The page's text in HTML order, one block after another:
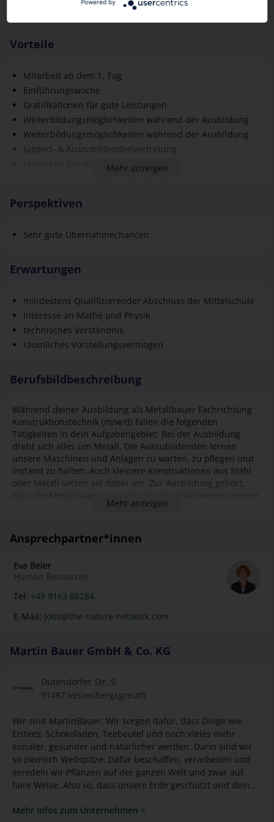
Vorteile
Gratifikationen für gute Leistungen
Weiterbildungsmöglichkeiten während der Ausbildung
Weiterbildungsmöglichkeiten während der Ausbildung
Jugend- & Auszubildendenvertretung
Mitwirken bei sozialen Projekten
Gemeinsame Aktivitäten (Azubi-Ausflug, Azubi-
Weihnachtsfeier, Sommerfest für alle Mitarbeiter uvm.)
Mehr anzeigen
Sehr gute Übernahmechancen
mindestens Qualifizierender Abschluss der Mittelschule
technisches Verständnis
räumliches Vorstellungsvermögen
Während deiner Ausbildung als Metallbauer Fachrichtung
Tätigkeiten in dein Aufgabengebiet: Bei der Ausbildung
dreht sich alles um Metall. Die Auszubildenden lernen
unsere Maschinen und Anlagen zu warten, zu pflegen und
instand zu halten. Auch kleinere Konstruktionen aus Stahl
oder Metall setzen sie dabei um. Zur Ausbildung gehört,
dass die Metallbauer (m/w/d) in die Funktionsweise unserer
Maschinen und in unterschiedliche Arbeitstechniken
eingewiesen werden. Arbeitsort ist vor allem unsere
hausinterne Werkstatt. DATEN UND FAKTEN ZUR
Vestenbergsgreuth an. Die Ausbildung dauert 3,5 Jahre. Die
Berufsschule findet in Erlangen im Blockunterricht statt
Mehr anzeigen
Eva Beier
Tel: +49 9163 88284
E-Mail: jobs@the-nature-network.com
Wir sind MartinBauer. Wir sorgen dafür, dass Dinge wie
sozialer, gesunder und natürlicher werden. Darin sind wir
so ziemlich Weltspitze. Dafür beschaffen, verarbeiten und
veredeln wir Pflanzen auf der ganzen Welt und zwar auf
faire Weise. Also so, dass unsere Erde geschützt und dein
Einkommen gesichert ist. Klingt stark? Dann pflanz' dich zu
uns!
Mehr Infos zum Unternehmen >
Powered by